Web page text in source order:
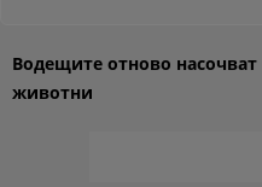
Водещите отново
животни